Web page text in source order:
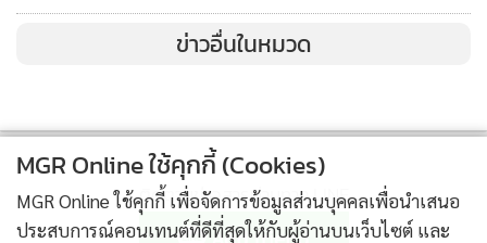
ข่าวอื่นในหมวด
ติดตามข่าวสารผ่านทาง LINE
MGR Online ใช้คุกกี้ (Cookies)
MGR Online ใช้คุกกี้ เพื่อจัดการข้อมูลส่วนบุคคลเพื่อนำเสนอ
ประสบการณ์คอนเทนต์ที่ดีที่สุดให้กับผู้อ่านบนเว็บไซต์ และ